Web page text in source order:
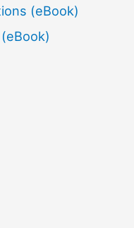
(eBook)
(eBook)